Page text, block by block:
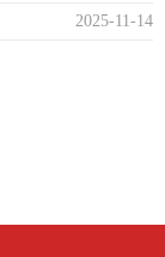
2025-11-14